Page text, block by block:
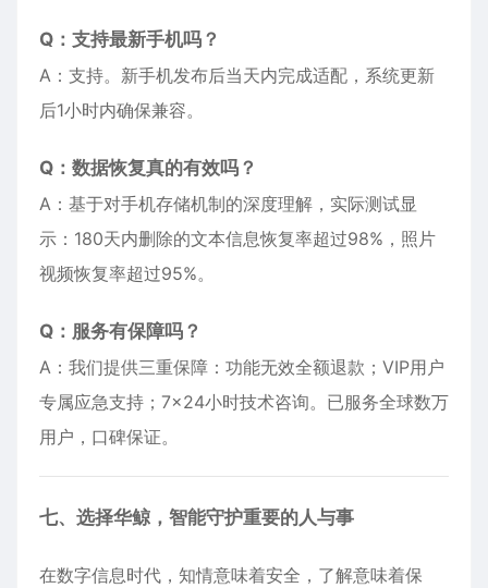
Q：支持最新手机吗？
A：支持。新手机发布后当天内完成适配，系统更新
后1小时内确保兼容。
Q：数据恢复真的有效吗？
A：基于对手机存储机制的深度理解，实际测试显
示：180天内删除的文本信息恢复率超过98%，照片
视频恢复率超过95%。
Q：服务有保障吗？
A：我们提供三重保障：功能无效全额退款；VIP用户
专属应急支持；7×24小时技术咨询。已服务全球数万
用户，口碑保证。
七、选择华鲸，智能守护重要的人与事
在数字信息时代，知情意味着安全，了解意味着保